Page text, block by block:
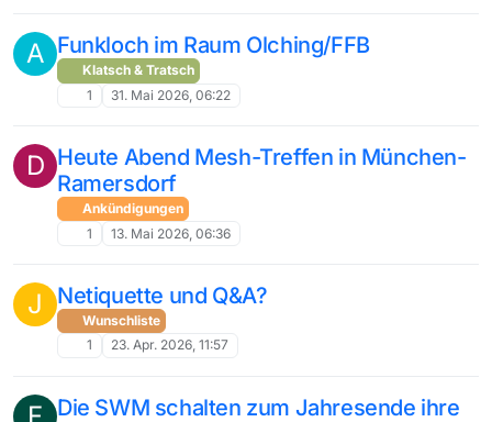
A Funkloch im Raum Olching/FFB
Klatsch & Tratsch
1
31. Mai 2026, 06:22
D Heute Abend Mesh-Treffen in München-
Ramersdorf
Ankündigungen
1
13. Mai 2026, 06:36
J Netiquette und Q&A?
Wunschliste
1
23. Apr. 2026, 11:57
F
Die SWM schalten zum Jahresende ihre